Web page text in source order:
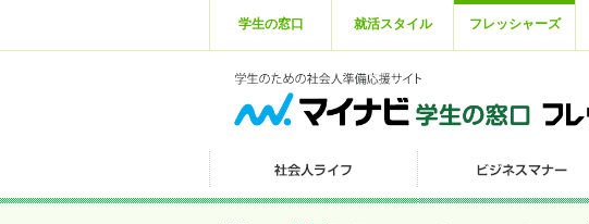
学生の窓口 就活スタイル フレッシャーズ